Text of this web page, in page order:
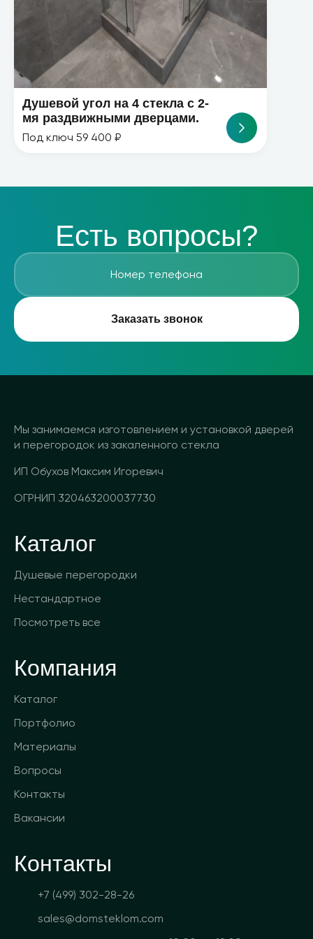
Душевой угол на 4 стекла с 2-
мя раздвижными дверцами.
Под ключ 59 400 ₽
Есть вопросы?
Заказать звонок
Мы занимаемся изготовлением и установкой дверей
и перегородок из закаленного стекла
ИП Обухов Максим Игоревич
ОГРНИП 320463200037730
Каталог
Душевые перегородки
Нестандартное
Посмотреть все
Компания
Каталог
Портфолио
Материалы
Вопросы
Контакты
Вакансии
Контакты
+7 (499) 302-28-26
sales@domsteklom.com